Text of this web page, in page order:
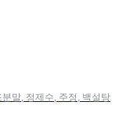
말, 정제수, 주정, 백설탕